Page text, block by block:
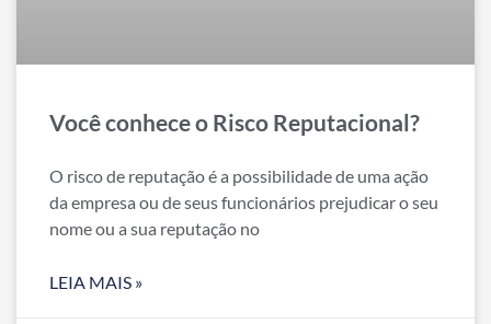
Você conhece o Risco Reputacional?
O risco de reputação é a possibilidade de uma ação
da empresa ou de seus funcionários prejudicar o seu
nome ou a sua reputação no
LEIA MAIS »